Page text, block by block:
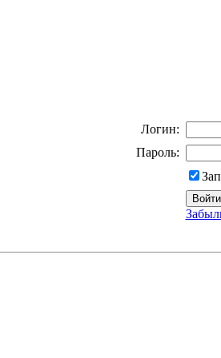
Логин:
Пароль: